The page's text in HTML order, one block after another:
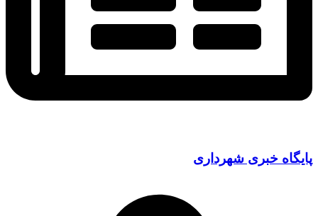
پایگاه خبری شهرداری